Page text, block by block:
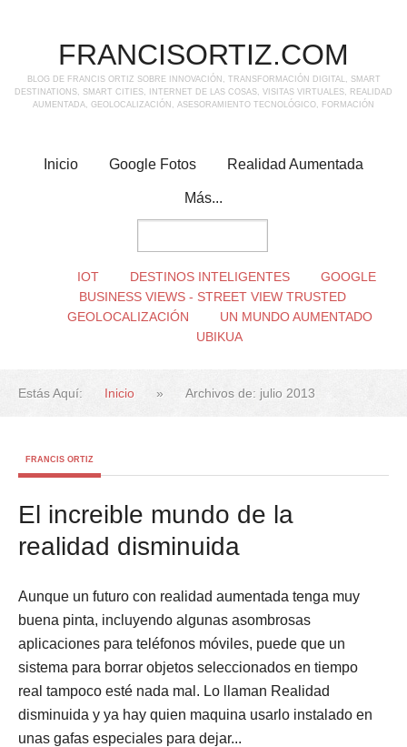
FRANCISORTIZ.COM
BLOG DE FRANCIS ORTIZ SOBRE INNOVACIÓN, TRANSFORMACIÓN DIGITAL, SMART
DESTINATIONS, SMART CITIES, INTERNET DE LAS COSAS, VISITAS VIRTUALES, REALIDAD
AUMENTADA, GEOLOCALIZACIÓN, ASESORAMIENTO TECNOLÓGICO, FORMACIÓN
Inicio Google Fotos Realidad Aumentada
Más...
IOT DESTINOS INTELIGENTES
GOOGLE
BUSINESS VIEWS - STREET VIEW TRUSTED
GEOLOCALIZACIÓN
UN MUNDO AUMENTADO
UBIKUA
Estás Aquí: Inicio » Archivos de: julio 2013
FRANCIS ORTIZ
El increible mundo de la
realidad disminuida
Aunque un futuro con realidad aumentada tenga muy
buena pinta, incluyendo algunas asombrosas
aplicaciones para teléfonos móviles, puede que un
sistema para borrar objetos seleccionados en tiempo
real tampoco esté nada mal. Lo llaman Realidad
disminuida y ya hay quien maquina usarlo instalado en
unas gafas especiales para dejar...